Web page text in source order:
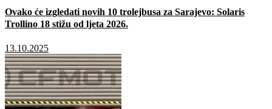
Ovako će izgledati novih 10 trolejbusa za Sarajevo: Solaris
Trollino 18 stižu od ljeta 2026.
13.10.2025